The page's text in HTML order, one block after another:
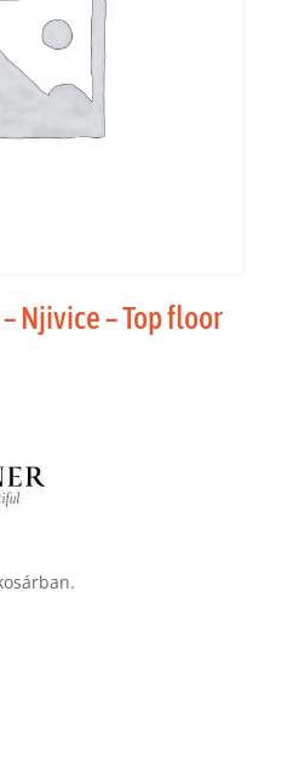
Njivice – Top floor